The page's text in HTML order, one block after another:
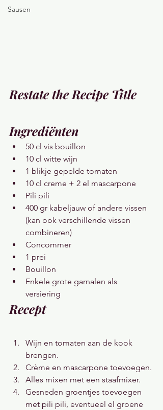
Sausen
Restate the Recipe Title
Ingrediënten
50 cl vis bouillon
10 cl witte wijn
1 blikje gepelde tomaten
10 cl creme + 2 el mascarpone
Pili pili
400 gr kabeljauw of andere vissen
(kan ook verschillende vissen
combineren)
Concommer
1 prei
Bouillon
Enkele grote garnalen als
versiering
Recept
Wijn en tomaten aan de kook
brengen.
Crème en mascarpone toevoegen.
Alles mixen met een staafmixer.
Gesneden groentjes toevoegen
met pili pili, eventueel el groene